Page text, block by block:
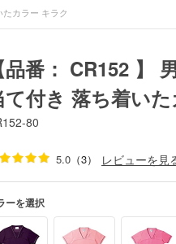
カラー キラク
品番： CR152 】
て付き 落ち着い
80
5.0 （3） レビューを見
ーを選択